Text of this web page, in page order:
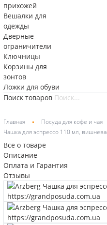
прихожей
Вешалки для
одежды
Дверные
ограничители
Ключницы
Корзины для
зонтов
Ложки для обуви
Поиск товаров
Главная Посуда для кофе и чая
Чашка для эспрессо 110 мл,
Все о товаре
Описание
Оплата и Гарантия
Отзывы